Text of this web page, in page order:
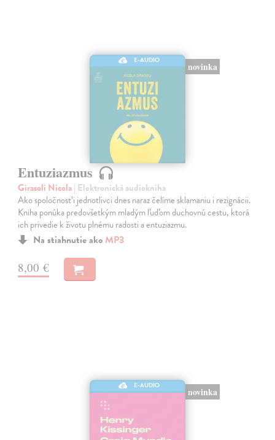
E-AUDIO
novinka
Entuziazmus
Girasoli Nicola| Elektronická audiokniha
Ako spoločnosť i jednotlivci dnes naraz čelíme sklamaniu i rezignácii.
Kniha ponúka predovšetkým mladým ľuďom duchovnú cestu, ktorá
ich privedie k životu plnému radosti a entuziazmu.
Na stiahnutie ako MP3
8,00 €
E-AUDIO
novinka